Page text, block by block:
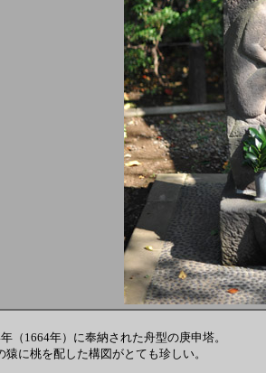
（1664年）に奉納された舟型の庚申塔。
猿に桃を配した構図がとても珍しい。